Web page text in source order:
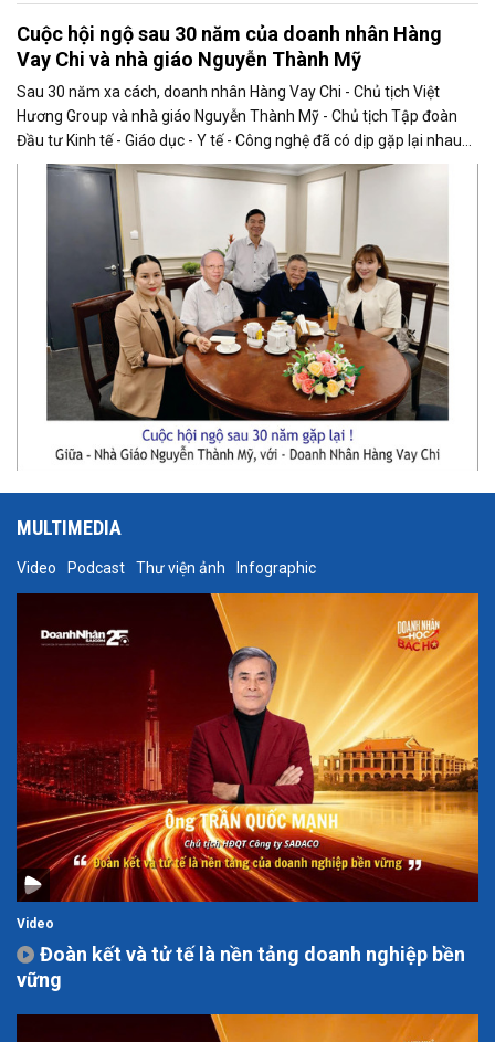
Cuộc hội ngộ sau 30 năm của doanh nhân Hàng
Vay Chi và nhà giáo Nguyễn Thành Mỹ
Sau 30 năm xa cách, doanh nhân Hàng Vay Chi - Chủ tịch Việt
Hương Group và nhà giáo Nguyễn Thành Mỹ - Chủ tịch Tập đoàn
Đầu tư Kinh tế - Giáo dục - Y tế - Công nghệ đã có dịp gặp lại nhau
trong một cuộc hội ngộ đầy xúc động tại TP.HCM hôm 10/3 qua.
MULTIMEDIA
Video Podcast Thư viện ảnh Infographic
Video
Đoàn kết và tử tế là nền tảng doanh nghiệp bền
vững